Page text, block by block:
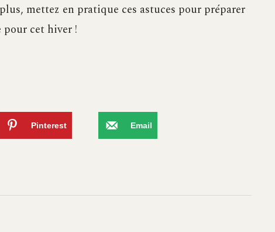
mettez en pratique ces astuces pour préparer
cet hiver !
Pinterest Email